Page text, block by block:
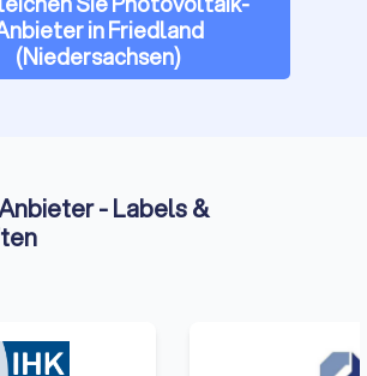
in Friedland
(Niedersachsen)
- Labels &